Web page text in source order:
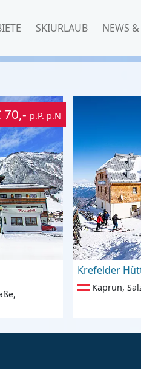
SKIURLAUB NEWS
70,- p.P. p.N
Krefelder
Kaprun,